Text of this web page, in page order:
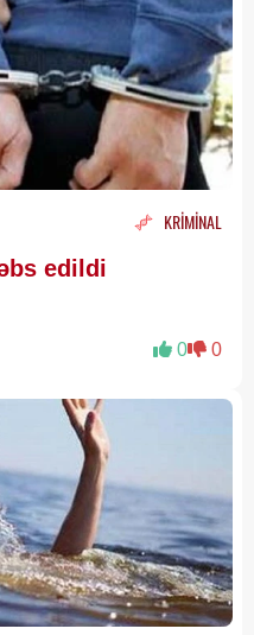
KRİMİNAL
edildi
0 0